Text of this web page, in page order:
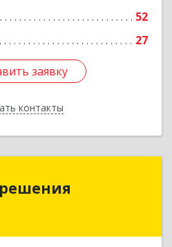
52
27
заявку
контакты
заявку
Назад
г, Беловодский пер,